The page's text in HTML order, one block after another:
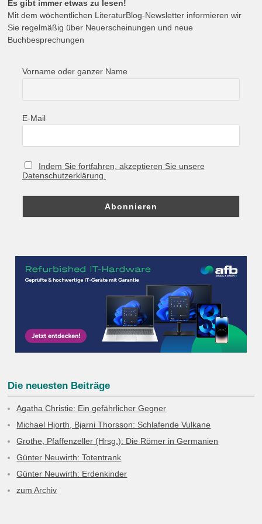
Es gibt immer etwas zu lesen!
Mit dem wöchentlichen LiteraturBlog-Newsletter informieren wir
Sie regelmäßig über Neuerscheinungen und neue
Buchbesprechungen
Vorname oder ganzer Name
E-Mail
Indem Sie fortfahren, akzeptieren Sie unsere
Datenschutzerklärung.
Die neuesten Beiträge
Agatha Christie: Ein gefährlicher Gegner
Michael Hjorth, Bjarni Thorsson: Schlafende Vulkane
Grothe, Pfaffenzeller (Hrsg.): Die Römer in Germanien
Günter Neuwirth: Totentrank
Günter Neuwirth: Erdenkinder
zum Archiv